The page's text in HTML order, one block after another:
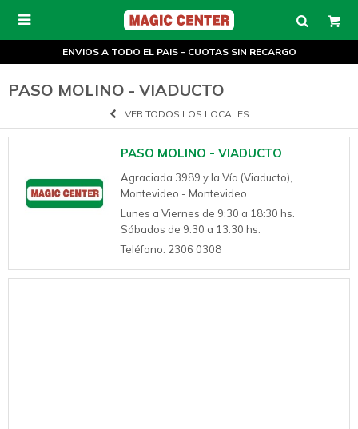

ENVIOS A TODO EL PAIS - CUOTAS SIN RECARGO
PASO MOLINO - VIADUCTO
VER TODOS LOS LOCALES
PASO MOLINO - VIADUCTO
Agraciada 3989 y la Vía (Viaducto),
Montevideo - Montevideo.
Lunes a Viernes de 9:30 a 18:30 hs.
Sábados de 9:30 a 13:30 hs.
Teléfono: 2306 0308